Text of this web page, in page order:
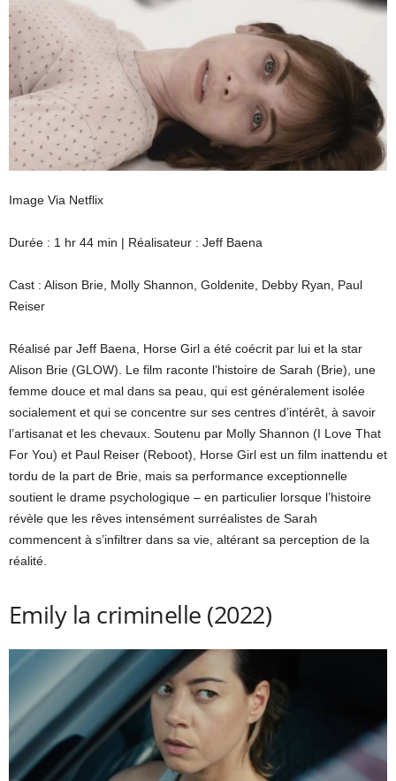
Image Via Netflix
Durée : 1 hr 44 min | Réalisateur : Jeff Baena
Cast : Alison Brie, Molly Shannon, Goldenite, Debby Ryan, Paul
Reiser
Réalisé par Jeff Baena, Horse Girl a été coécrit par lui et la star
Alison Brie (GLOW). Le film raconte l’histoire de Sarah (Brie), une
femme douce et mal dans sa peau, qui est généralement isolée
socialement et qui se concentre sur ses centres d’intérêt, à savoir
l’artisanat et les chevaux. Soutenu par Molly Shannon (I Love That
For You) et Paul Reiser (Reboot), Horse Girl est un film inattendu et
tordu de la part de Brie, mais sa performance exceptionnelle
soutient le drame psychologique – en particulier lorsque l’histoire
révèle que les rêves intensément surréalistes de Sarah
commencent à s’infiltrer dans sa vie, altérant sa perception de la
réalité.
Emily la criminelle (2022)